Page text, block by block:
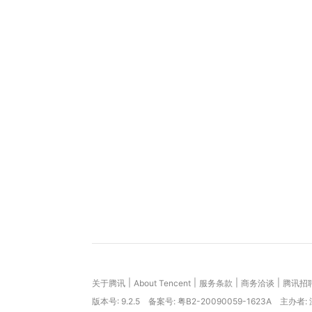
关于腾讯 About Tencent 服务条款 商务洽谈 腾讯招
版本号: 9.2.5 备案号: 粤B2-20090059-1623A 主办者: